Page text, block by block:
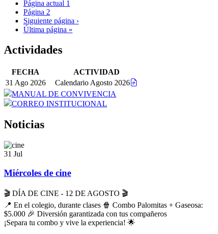
Página actual 1
Página 2
Siguiente página ›
Última página »
Actividades
FECHA
ACTIVIDAD
31 Ago 2026
Calendario Agosto 2026
MANUAL DE CONVIVENCIA
CORREO INSTITUCIONAL
Noticias
31 Jul
Miércoles de cine
🎬 DÍA DE CINE - 12 DE AGOSTO 🎬
📍 En el colegio, durante clases 🍿 Combo Palomitas + Gaseosa:
$5.000 🎉 Diversión garantizada con tus compañeros
¡Separa tu combo y vive la experiencia! 🌟